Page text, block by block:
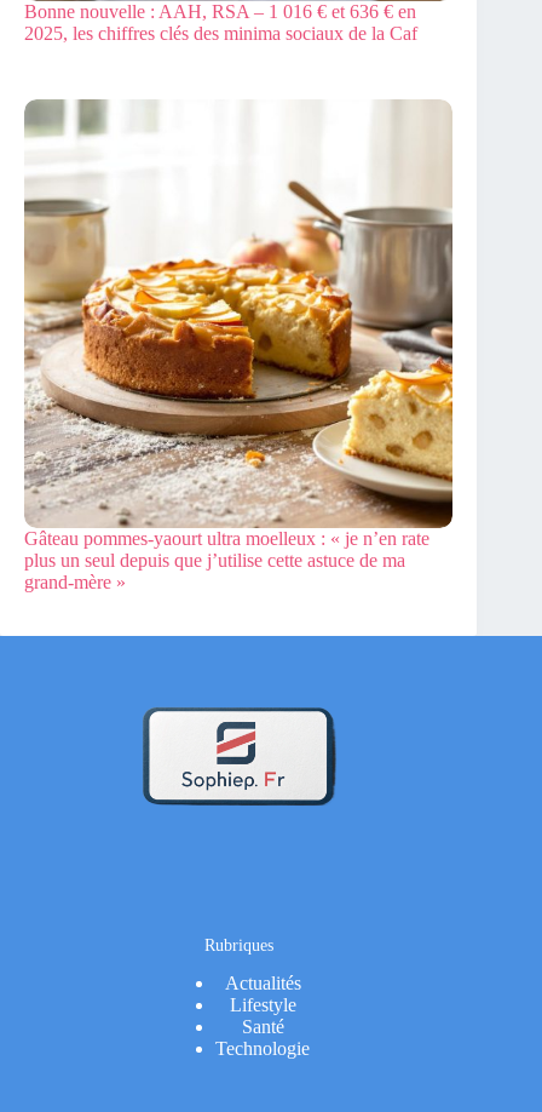
Bonne nouvelle : AAH, RSA – 1 016 € et 636 € en
2025, les chiffres clés des minima sociaux de la Caf
Gâteau pommes-yaourt ultra moelleux : « je n’en rate
plus un seul depuis que j’utilise cette astuce de ma
grand-mère »
Rubriques
Actualités
Lifestyle
Santé
Technologie